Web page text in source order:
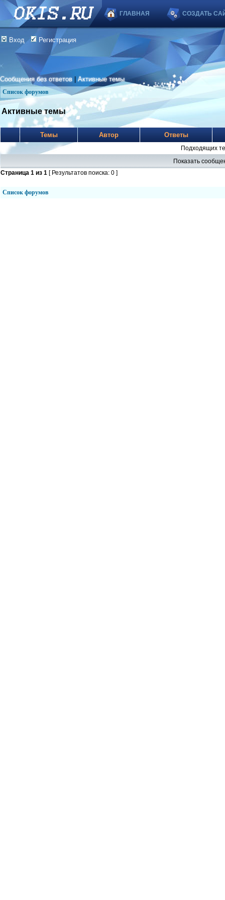
ГЛАВНАЯ СОЗДАТЬ
Вход Регистрация
Сообщения без ответов |Активные темы
Список форумов
Активные темы
Темы Автор Ответы
Подходящих
Показать
Страница 1 из 1 [ Результатов поиска: 0 ]
Список форумов